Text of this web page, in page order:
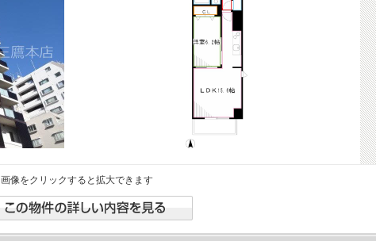
ココ。後悔はさせません☆
最寄：中央線 三鷹駅 徒歩2分
賃料：７８，０００円
☆屋上に家庭菜園スペースあります☆オートロック☆宅配BOX☆
最寄：中央線 吉祥寺駅 徒歩15分
間取：１ＬＤＫ（42.55㎡）
賃料：２２２，０００円
ば超ラッキー☆
間取：３ＬＤＫ（70.2㎡）
賃料：２５０，０００円
画像をクリックすると拡大できます